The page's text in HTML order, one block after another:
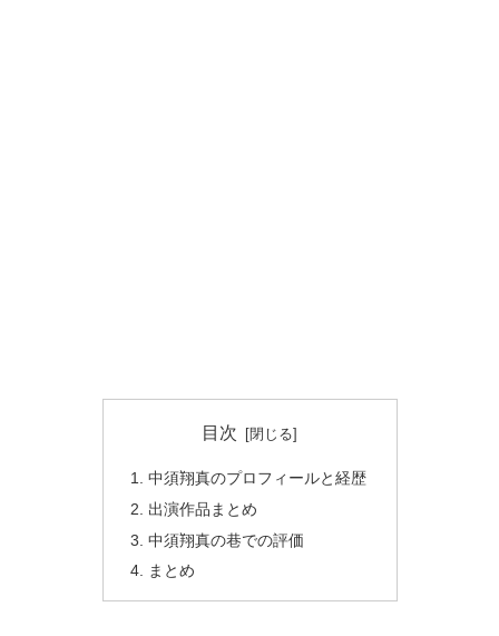
目次
中須翔真のプロフィールと経歴
出演作品まとめ
中須翔真の巷での評価
まとめ